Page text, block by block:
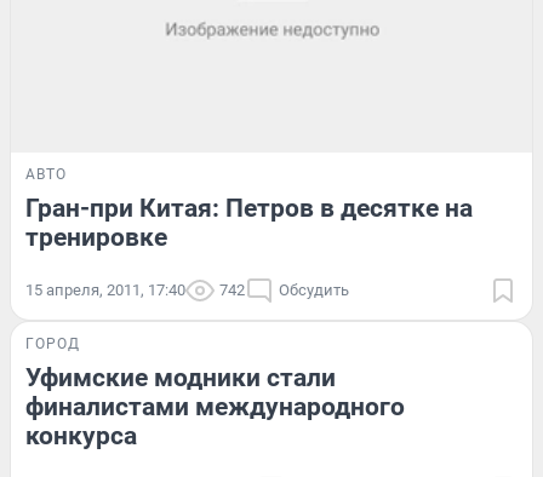
АВТО
Гран-при Китая: Петров в десятке на
тренировке
15 апреля, 2011, 17:40 742 Обсудить
ГОРОД
Уфимские модники стали
финалистами международного
конкурса